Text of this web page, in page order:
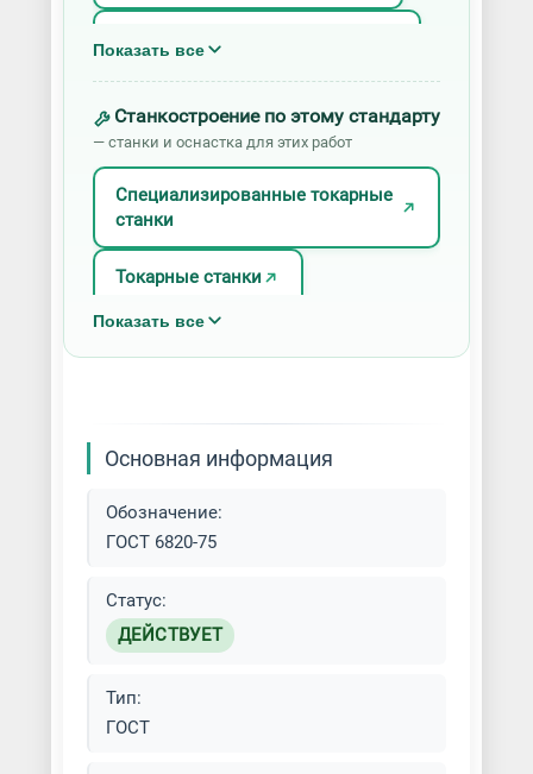
Токарная обработка металлов
Токарные работы
Показать все
Станкостроение по этому стандарту
— станки и оснастка для этих работ
Специализированные токарные
станки
Токарные станки
Показать все
Основная информация
Обозначение:
ГОСТ 6820-75
Статус:
ДЕЙСТВУЕТ
Тип:
ГОСТ